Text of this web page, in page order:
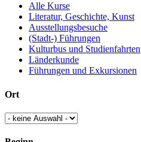
Alle Kurse
Literatur, Geschichte, Kunst
Ausstellungsbesuche
(Stadt-) Führungen
Kulturbus und Studienfahrten
Länderkunde
Führungen und Exkursionen
Ort